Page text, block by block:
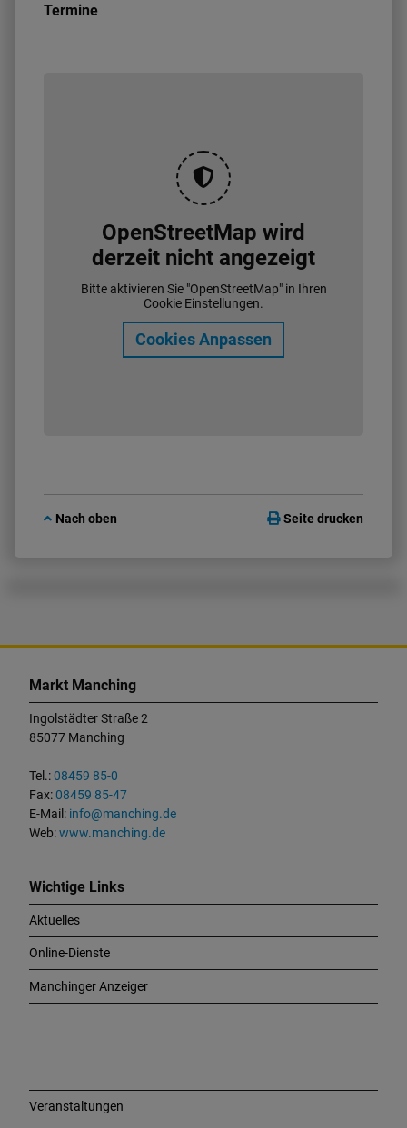
Termine
OpenStreetMap wird
derzeit nicht angezeigt
Bitte aktivieren Sie "OpenStreetMap" in Ihren
Cookie Einstellungen.
Cookies Anpassen
Nach oben Seite drucken
Markt Manching
Ingolstädter Straße 2
85077 Manching
Tel.:08459 85-0
Fax:08459 85-47
E-Mail: info@manching.de
Web:www.manching.de
Wichtige Links
Aktuelles
Online-Dienste
Manchinger Anzeiger
Veranstaltungen